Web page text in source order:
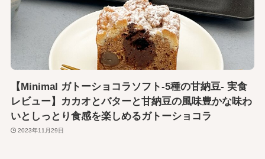
【Minimal ガトーショコラソフト-5種の甘納豆- 実食
レビュー】カカオとバターと甘納豆の風味豊かな味わ
いとしっとり食感を楽しめるガトーショコラ
2023年11月29日